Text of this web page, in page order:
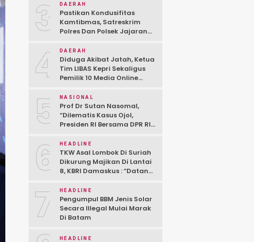
Gibran Lewat Diskusi
3 DAERAH
Pastikan Kondusifitas
Kamtibmas, Satreskrim
Polres Dan Polsek Jajaran
Keberhasilan Ungkap Kasus
4 DAERAH
Diduga Akibat Jatah, Ketua
Tim LIBAS Kepri Sekaligus
Pemilik 10 Media Online
Wartawan
5 NASIONAL
Prof Dr Sutan Nasomal,
“Dilematis Kasus Ojol,
Presiden RI Bersama DPR RI
Kemenhub Untuk Bertindak”
6 HEADLINE
TKW Asal Lombok Di Suriah
Dikurung Majikan Di Lantai
8, KBRI Damaskus : “Datang
7 HEADLINE
Pengumpul BBM Jenis Solar
Secara Illegal Mulai Marak
Di Batam
HEADLINE